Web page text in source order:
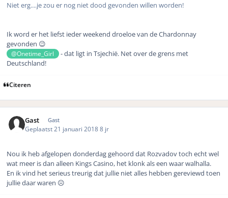
Niet erg....je zou er nog niet dood gevonden willen worden!
Ik word er het liefst ieder weekend droeloe van de Chardonnay
gevonden 😉
@Onetime_Girl
- dat ligt in Tsjechië. Net over de grens met
Deutschland!
Citeren
Gast Gast
Geplaatst 21 januari 20188 jr
Nou ik heb afgelopen donderdag gehoord dat Rozvadov toch echt wel
wat meer is dan alleen Kings Casino, het klonk als een waar walhalla.
En ik vind het serieus treurig dat jullie niet alles hebben gereviewd toen
jullie daar waren ☹️